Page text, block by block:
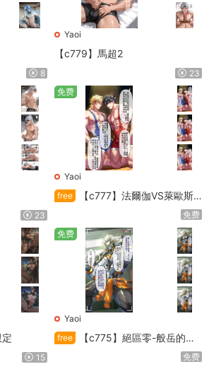
8
Yaoi
【c779】馬超2
23
23
Yaoi
free
【c777】法爾伽VS萊歐斯
免费
免费
15
Yaoi
free
【c775】絕區零-般岳的訓
免费
免费